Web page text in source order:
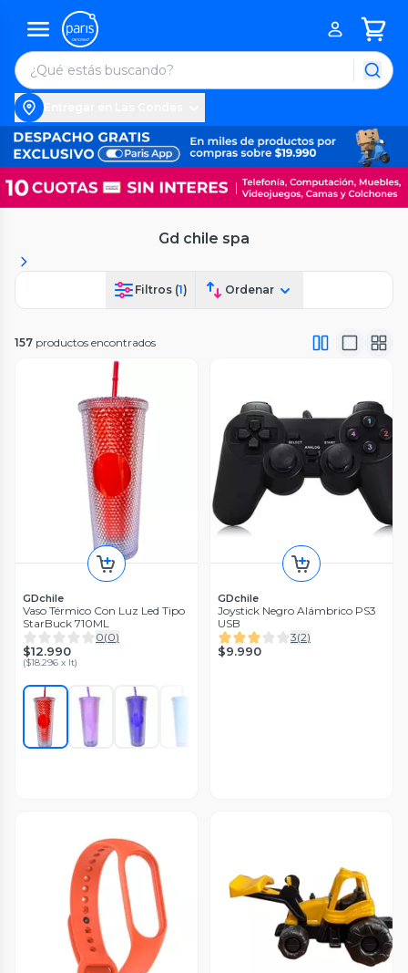
Gd chile spa
Filtros (1) Ordenar
157 productos encontrados
GDchile
Vaso Térmico Con Luz Led Tipo
StarBuck 710ML
0(0)
$12.990
($18.296 x lt)
GDchile
Joystick Negro Alámbrico PS3
USB
3(2)
$9.990